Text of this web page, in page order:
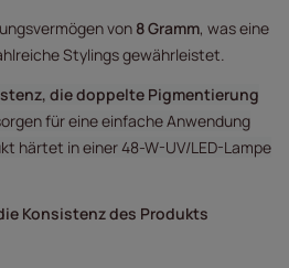
von 8 Gramm, was eine
Stylings gewährleistet.
die doppelte Pigmentierung
für eine einfache Anwendung
härtet in einer 48-W-UV/LED-Lampe
Konsistenz des Produkts